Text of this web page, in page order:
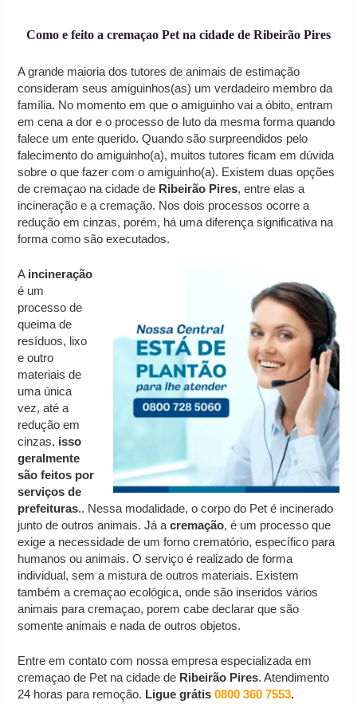
Como e feito a cremaçao Pet na cidade de Ribeirão Pires
A grande maioria dos tutores de animais de estimação
consideram seus amiguinhos(as) um verdadeiro membro da
família. No momento em que o amiguinho vai a óbito, entram
em cena a dor e o processo de luto da mesma forma quando
falece um ente querido. Quando são surpreendidos pelo
falecimento do amiguinho(a), muitos tutores ficam em dúvida
sobre o que fazer com o amiguinho(a). Existem duas opções
de cremaçao na cidade de Ribeirão Pires, entre elas a
incineração e a cremação. Nos dois processos ocorre a
redução em cinzas, porém, há uma diferença significativa na
forma como são executados.
A incineração
é um
processo de
queima de
resíduos, lixo
e outro
materiais de
uma única
vez, até a
redução em
cinzas, isso
geralmente
são feitos por
serviços de
prefeituras.. Nessa modalidade, o corpo do Pet é incinerado
junto de outros animais. Já acremação, é um processo que
exige a necessidade de um forno crematório, específico para
humanos ou animais. O serviço é realizado de forma
individual, sem a mistura de outros materiais. Existem
também a cremaçao ecológica, onde são inseridos vários
animais para cremaçao, porem cabe declarar que são
somente animais e nada de outros objetos.
Entre em contato com nossa empresa especializada em
cremaçao de Pet na cidade de Ribeirão Pires. Atendimento
24 horas para remoção. Ligue grátis0800 360 7553.